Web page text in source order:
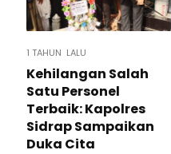
1 TAHUN LALU
Kehilangan Salah
Satu Personel
Terbaik: Kapolres
Sidrap Sampaikan
Duka Cita